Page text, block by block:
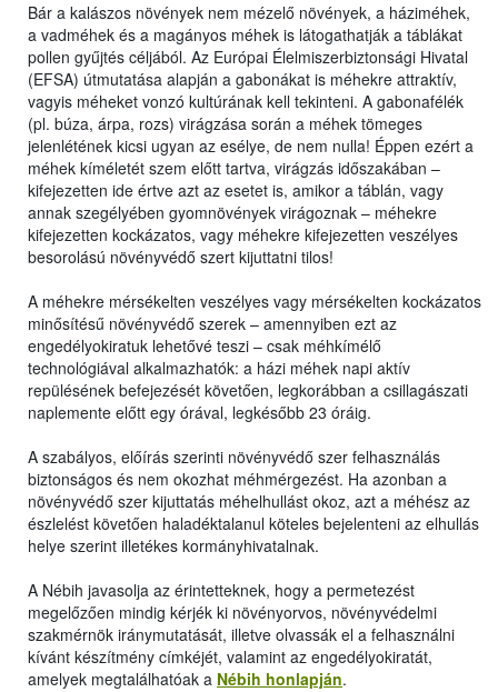
Bár a kalászos növények nem mézelő növények, a háziméhek,
a vadméhek és a magányos méhek is látogathatják a táblákat
pollen gyűjtés céljából. Az Európai Élelmiszerbiztonsági Hivatal
(EFSA) útmutatása alapján a gabonákat is méhekre attraktív,
vagyis méheket vonzó kultúrának kell tekinteni. A gabonafélék
(pl. búza, árpa, rozs) virágzása során a méhek tömeges
jelenlétének kicsi ugyan az esélye, de nem nulla! Éppen ezért a
méhek kíméletét szem előtt tartva, virágzás időszakában –
kifejezetten ide értve azt az esetet is, amikor a táblán, vagy
annak szegélyében gyomnövények virágoznak – méhekre
kifejezetten kockázatos, vagy méhekre kifejezetten veszélyes
besorolású növényvédő szert kijuttatni tilos!
A méhekre mérsékelten veszélyes vagy mérsékelten kockázatos
minősítésű növényvédő szerek – amennyiben ezt az
engedélyokiratuk lehetővé teszi – csak méhkímélő
technológiával alkalmazhatók: a házi méhek napi aktív
repülésének befejezését követően, legkorábban a csillagászati
naplemente előtt egy órával, legkésőbb 23 óráig.
A szabályos, előírás szerinti növényvédő szer felhasználás
biztonságos és nem okozhat méhmérgezést. Ha azonban a
növényvédő szer kijuttatás méhelhullást okoz, azt a méhész az
észlelést követően haladéktalanul köteles bejelenteni az elhullás
helye szerint illetékes kormányhivatalnak.
A Nébih javasolja az érintetteknek, hogy a permetezést
megelőzően mindig kérjék ki növényorvos, növényvédelmi
szakmérnök iránymutatását, illetve olvassák el a felhasználni
kívánt készítmény címkéjét, valamint az engedélyokiratát,
amelyek megtalálhatóak a Nébih honlapján.